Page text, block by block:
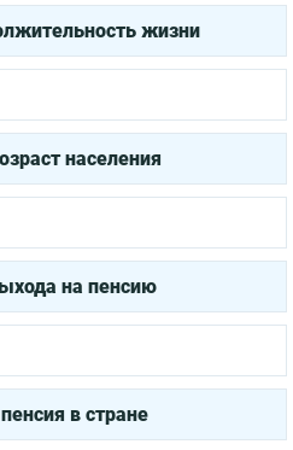
жизни
населения
на пенсию
в стране